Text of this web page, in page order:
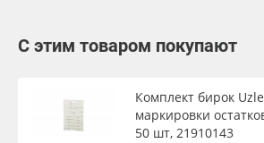
С этим товаром покупают
Комплект бирок
маркировки
50 шт, 21910143